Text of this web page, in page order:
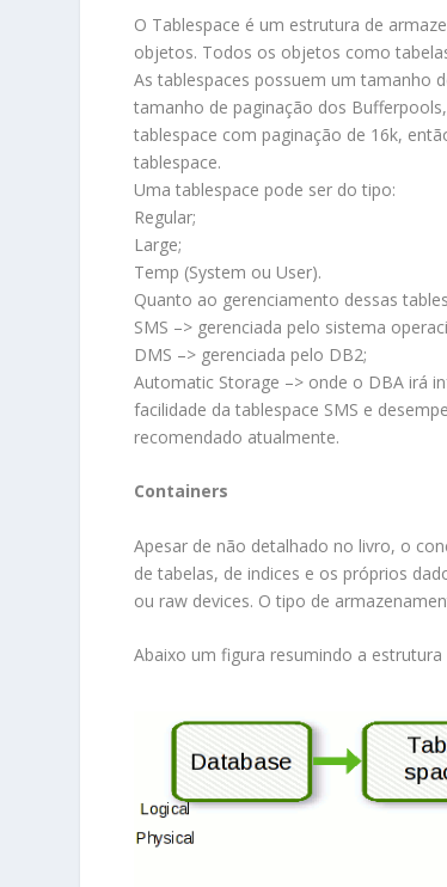
O Tablespace é um estrutura de
objetos. Todos os objetos como
As tablespaces possuem um tamanho
tamanho de paginação dos
tablespace com paginação de 16k,
tablespace.
Uma tablespace pode ser do tipo:
Regular;
Large;
Temp (System ou User).
Quanto ao gerenciamento dessas
SMS –> gerenciada pelo sistema
DMS –> gerenciada pelo DB2;
Automatic Storage –> onde o DBA irá
facilidade da tablespace SMS e
recomendado atualmente.
Containers
Apesar de não detalhado no livro, o
de tabelas, de indices e os próprios
ou raw devices. O tipo de
Abaixo um figura resumindo a